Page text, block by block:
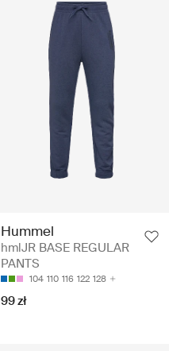
Hummel
hmlJR BASE REGULAR
PANTS
104 110 116 122 128
99 zł